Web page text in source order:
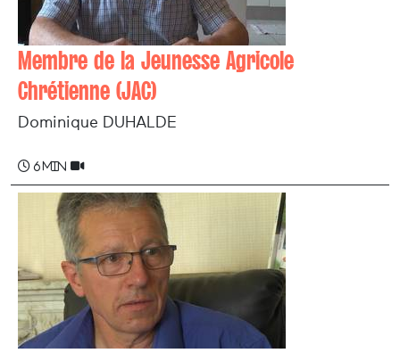
Membre de la Jeunesse Agricole
Chrétienne (JAC)
Dominique DUHALDE
6 min